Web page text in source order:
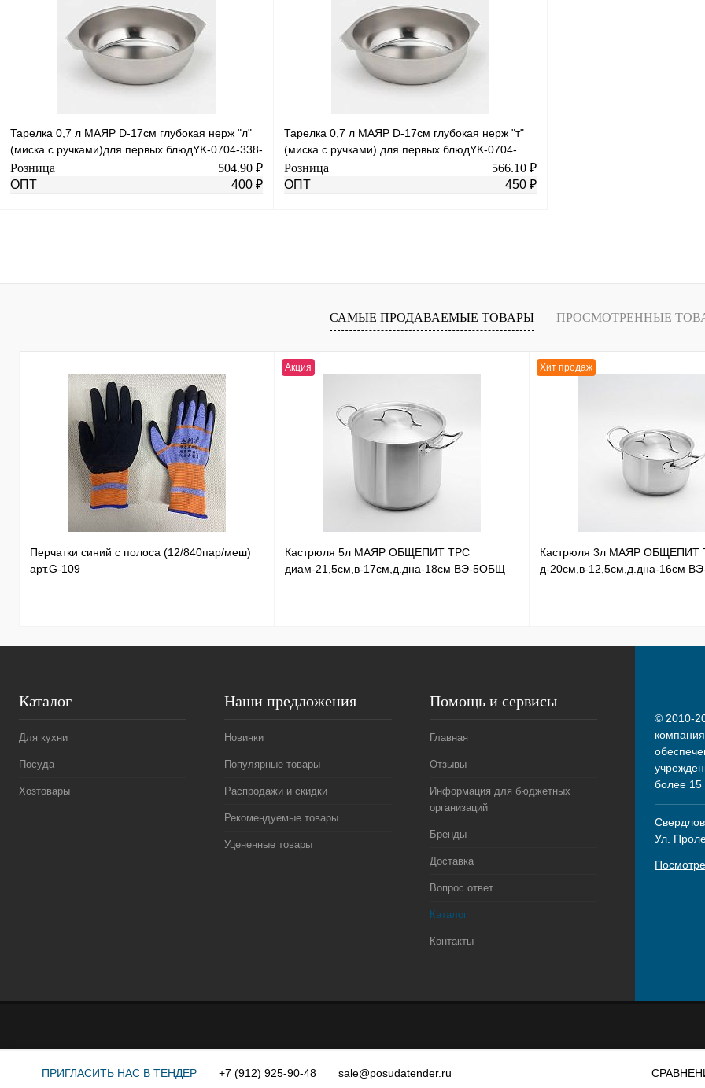
К сравнению
В избранное Под заказ
К сравнению
В избранное
наличии
Тарелка 0,7 л МАЯР D-17см глубокая нерж "л"
(миска с ручками)для первых блюдYK-0704-338-
120
Розница
504.90 ₽
ОПТ
400 ₽
Купить в 1 клик К сравнению
Тарелка 0,7 л МАЯР D-17см глубокая нерж "т"
(миска с ручками) для первых блюдYK-0704-
338-100
Розница
566.10 ₽
ОПТ
450 ₽
Купить в 1 клик К сравнению
наличии
САМЫЕ ПРОДАВАЕМЫЕ ТОВАРЫ ПРОСМОТРЕННЫЕ
Перчатки синий с полоса (12/840пар/меш)
арт.G-109
Акция
Кастрюля 5л МАЯР ОБЩЕПИТ ТРС
диам-21,5см,в-17см,д.дна-18см ВЭ-5ОБЩ
Хит продаж
Кастрюля 3л МАЯР ОБЩЕПИТ
д-20см,в-12,5см,д.дна-16см
Каталог
Для кухни
Посуда
Хозтовары
Наши предложения
Новинки
Популярные товары
Распродажи и скидки
Рекомендуемые товары
Уцененные товары
Помощь и сервисы
Главная
Отзывы
Информация для бюджетных
организаций
Бренды
Доставка
Вопрос ответ
Каталог
Контакты
© 2010-
более 15
Ул.
ПРИГЛАСИТЬ НАС В ТЕНДЕР +7 (912) 925-90-48 sale@posudatender.ru